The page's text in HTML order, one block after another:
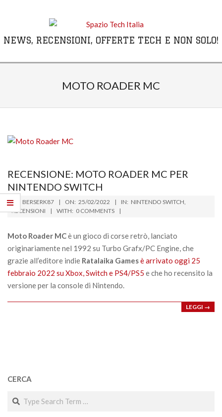
NEWS, RECENSIONI, OFFERTE TECH E NON SOLO!
MOTO ROADER MC
RECENSIONE: MOTO ROADER MC PER
NINTENDO SWITCH
2022-
02-
BY: BERSERK87 ON: 25/02/2022 IN: NINTENDO SWITCH
RECENSIONI
WITH: 0 COMMENTS
Moto Roader MCè un gioco di corse retrò, lanciato
originariamente nel 1992 su Turbo Grafx/PC Engine, che
grazie all’editore indie Ratalaika Gamesè arrivato oggi 25
febbraio 2022 su Xbox, Switch e PS4/PS5 e che ho recensito la
versione per la console di Nintendo.
LEGGI →
CERCA
Search